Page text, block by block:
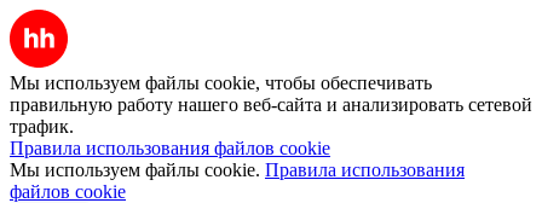
Мы используем файлы cookie, чтобы обеспечивать
правильную работу нашего веб-сайта и анализировать сетевой
трафик.
Правила использования файлов cookie
Мы используем файлы cookie. Правила использования
файлов cookie